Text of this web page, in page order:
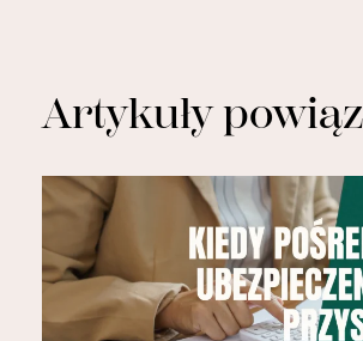
Artykuły